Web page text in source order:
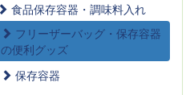
食品保存容器・調味料入れ
フリーザーバッグ・保存容器
の便利グッズ
保存容器